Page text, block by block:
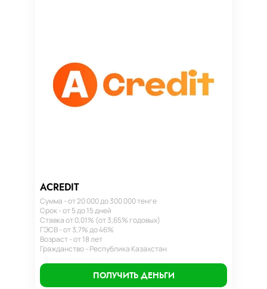
ACREDIT
Сумма - от 20 000 до 300 000 тенге
Срок - от 5 до 15 дней
Ставка от 0,01% (от 3,65% годовых)
ГЭСВ - от 3,7% до 46%
Возраст - от 18 лет
Гражданство - Республика Казахстан
ПОЛУЧИТЬ ДЕНЬГИ